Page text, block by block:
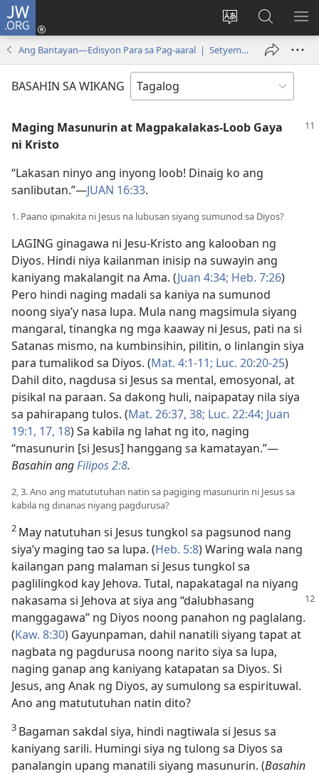
JW.ORG
Baguhin
ng
Mag-
log
(may
bubukas
window)
sa
JW.ORG
Ang Bantayan—Edisyon Para sa Pag-aaral | Setyembre 2009
BASAHIN SA WIKANG
Maging Masunurin at Magpakalakas-Loob Gaya
ni Kristo
“Lakasan ninyo ang inyong loob! Dinaig ko ang
sanlibutan.”​—JUAN 16:33.
1. Paano ipinakita ni Jesus na lubusan siyang sumunod sa Diyos?
LAGING ginagawa ni Jesu-Kristo ang kalooban ng
Diyos. Hindi niya kailanman inisip na suwayin ang
kaniyang makalangit na Ama. (Juan 4:34; Heb. 7:26)
Pero hindi naging madali sa kaniya na sumunod
noong siya’y nasa lupa. Mula nang magsimula siyang
mangaral, tinangka ng mga kaaway ni Jesus, pati na si
Satanas mismo, na kumbinsihin, pilitin, o linlangin siya
para tumalikod sa Diyos. (Mat. 4:1-11; Luc. 20:20-25)
Dahil dito, nagdusa si Jesus sa mental, emosyonal, at
pisikal na paraan. Sa dakong huli, naipapatay nila siya
sa pahirapang tulos. (Mat. 26:37, 38; Luc. 22:44; Juan
19:1, 17, 18) Sa kabila ng lahat ng ito, naging
“masunurin [si Jesus] hanggang sa kamatayan.”​—
Basahin angFilipos 2:8.
2, 3. Ano ang matututuhan natin sa pagiging masunurin ni Jesus sa
kabila ng dinanas niyang pagdurusa?
2 May natutuhan si Jesus tungkol sa pagsunod nang
siya’y maging tao sa lupa. (Heb. 5:8) Waring wala nang
kailangan pang malaman si Jesus tungkol sa
paglilingkod kay Jehova. Tutal, napakatagal na niyang
nakasama si Jehova at siya ang “dalubhasang
manggagawa” ng Diyos noong panahon ng paglalang.
(Kaw. 8:30) Gayunpaman, dahil nanatili siyang tapat at
nagbata ng pagdurusa noong narito siya sa lupa,
naging ganap ang kaniyang katapatan sa Diyos. Si
Jesus, ang Anak ng Diyos, ay sumulong sa espirituwal.
Ano ang matututuhan natin dito?
3 Bagaman sakdal siya, hindi nagtiwala si Jesus sa
kaniyang sarili. Humingi siya ng tulong sa Diyos sa
panalangin upang manatili siyang masunurin. (Basahin